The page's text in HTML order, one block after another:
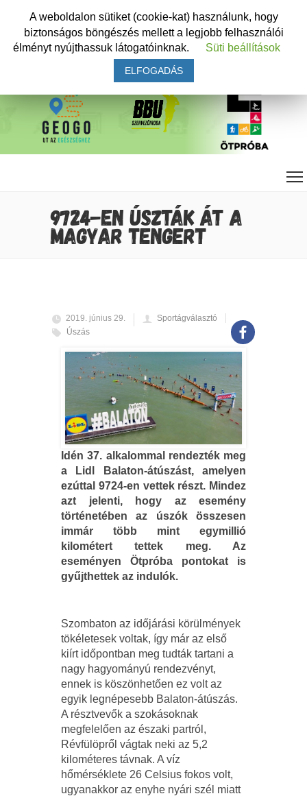
9724-EN ÚSZTÁK ÁT A
MAGYAR TENGERT
2019. június 29.
Sportágválasztó
Úszás
Idén 37. alkalommal rendezték meg
a Lidl Balaton-átúszást, amelyen
ezúttal 9724-en vettek részt. Mindez
azt jelenti, hogy az esemény
történetében az úszók összesen
immár több mint egymillió
kilométert tettek meg. Az
eseményen Ötpróba pontokat is
gyűjthettek az indulók.
Szombaton az időjárási körülmények
tökéletesek voltak, így már az első
kiírt időpontban meg tudták tartani a
nagy hagyományú rendezvényt,
ennek is köszönhetően ez volt az
egyik legnépesebb Balaton-átúszás.
A résztvevők a szokásoknak
megfelelően az északi partról,
Révfülöpről vágtak neki az 5,2
kilométeres távnak. A víz
hőmérséklete 26 Celsius fokos volt,
ugyanakkor az enyhe nyári szél miatt
A weboldalon sütiket (cookie-kat) használunk, hogy
biztonságos böngészés mellett a legjobb felhasználói
élményt nyújthassuk látogatóinknak.
Süti beállítások
ELFOGADÁS